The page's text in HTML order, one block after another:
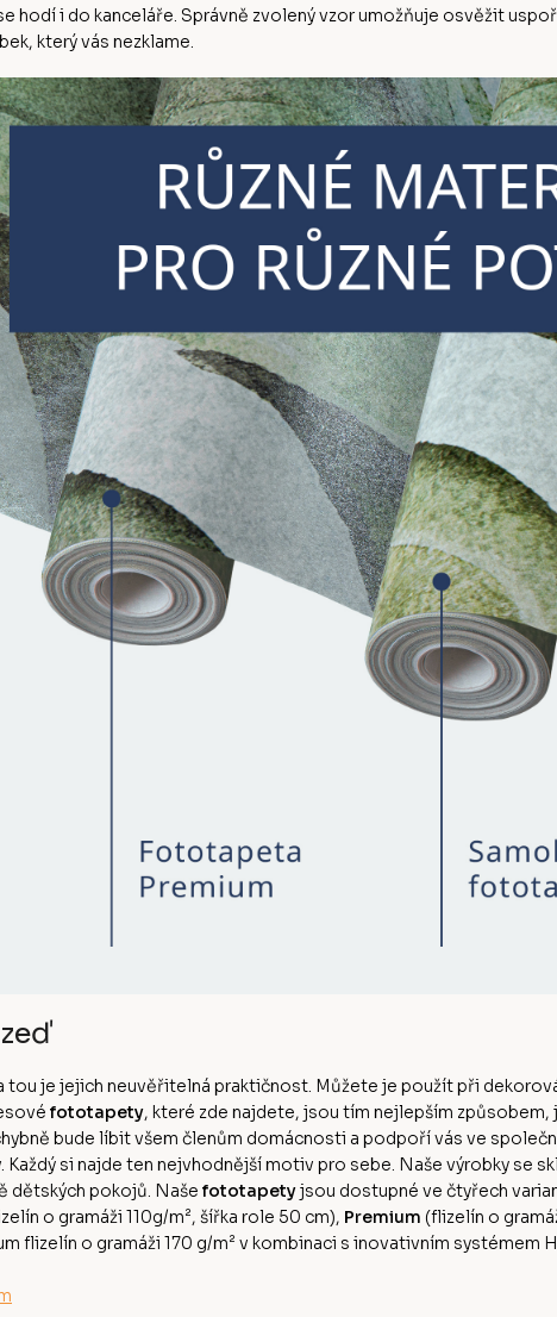
hodí i do kanceláře. Správně zvolený vzor umožňuje osvěžit
který vás nezklame.
tou je jejich neuvěřitelná praktičnost. Můžete je použít při
fototapety, které zde najdete, jsou tím nejlepším
bude líbit všem členům domácnosti a podpoří vás ve
si najde ten nejvhodnější motiv pro sebe. Naše výrobky se
dětských pokojů. Naše fototapetyjsou dostupné ve čtyřech
o gramáži 110g/m², šířka role 50 cm), Premium (flizelín o
flizelín o gramáži 170 g/m² v kombinaci s inovativním systémem